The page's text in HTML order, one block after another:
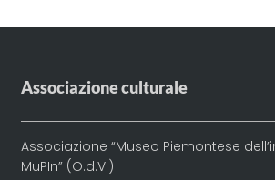
Associazione culturale
Associazione “Museo Piemontese
MuPIn” (O.d.V.)